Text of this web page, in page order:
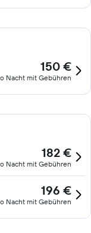
150 €
Nacht mit Gebühren
182 €
Nacht mit Gebühren
196 €
Nacht mit Gebühren